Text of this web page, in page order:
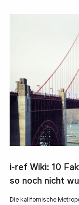
i-ref Wiki: 10
so noch nicht
Die kalifornische